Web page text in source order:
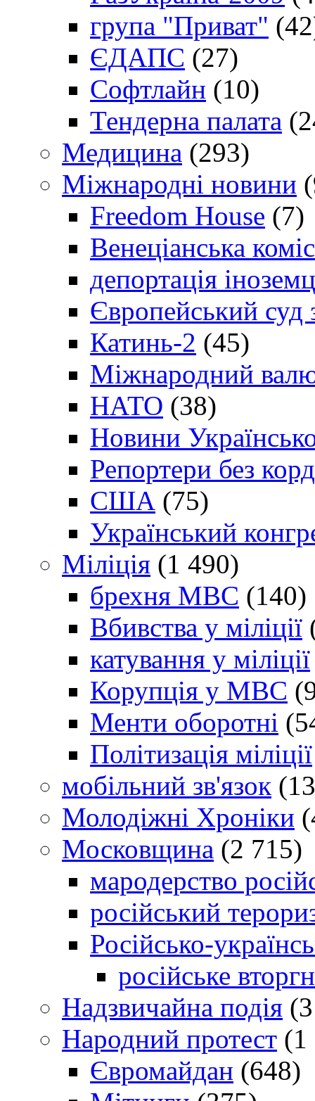
група "Приват"
ЄДАПС (27)
Софтлайн (10)
Тендерна палата
Медицина (293)
Міжнародні новини
Freedom House (7)
Венеціанська
депортація
Європейський
Катинь-2 (45)
Міжнародний
НАТО (38)
Новини
Репортери без
США (75)
Український
Міліція (1 490)
брехня МВС (140)
Вбивства у міліції
катування у міліції
Корупція у МВС
Менти оборотні
Політизація міліції
мобільний зв'язок
Молодіжні Хроніки
Московщина (2 715)
мародерство
російський
Російсько-
російське
Надзвичайна подія
Народний протест (1
Євромайдан (648)